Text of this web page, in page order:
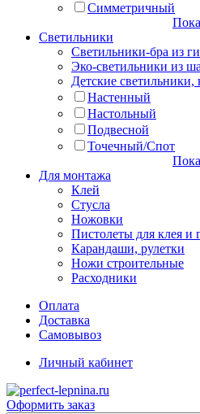
Симметричный
Светильники
Светильники-бра из
Эко-светильники из
Детские светильники,
Настенный
Настольный
Подвесной
Точечный/Спот
Для монтажа
Клей
Стусла
Ножовки
Пистолеты для клея и
Карандаши, рулетки
Ножи строительные
Расходники
Оплата
Доставка
Самовывоз
Личный кабинет
Оформить заказ